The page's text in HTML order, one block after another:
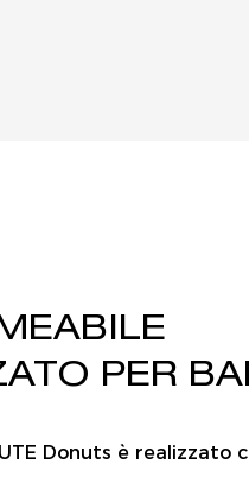
PER
Donuts è realizzato